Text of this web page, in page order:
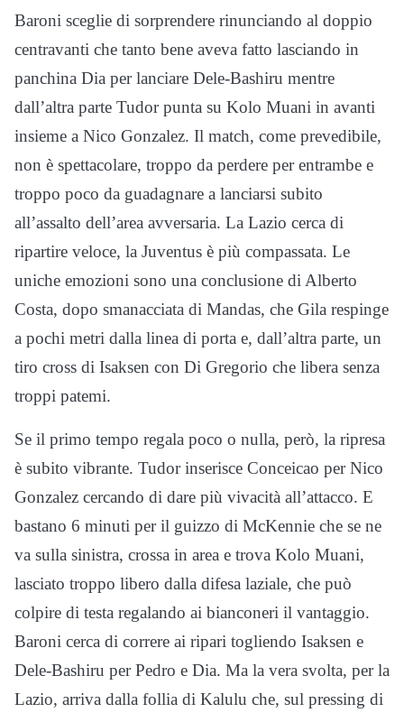
Baroni sceglie di sorprendere rinunciando al doppio
centravanti che tanto bene aveva fatto lasciando in
panchina Dia per lanciare Dele-Bashiru mentre
dall’altra parte Tudor punta su Kolo Muani in avanti
insieme a Nico Gonzalez. Il match, come prevedibile,
non è spettacolare, troppo da perdere per entrambe e
troppo poco da guadagnare a lanciarsi subito
all’assalto dell’area avversaria. La Lazio cerca di
ripartire veloce, la Juventus è più compassata. Le
uniche emozioni sono una conclusione di Alberto
Costa, dopo smanacciata di Mandas, che Gila respinge
a pochi metri dalla linea di porta e, dall’altra parte, un
tiro cross di Isaksen con Di Gregorio che libera senza
troppi patemi.
Se il primo tempo regala poco o nulla, però, la ripresa
è subito vibrante. Tudor inserisce Conceicao per Nico
Gonzalez cercando di dare più vivacità all’attacco. E
bastano 6 minuti per il guizzo di McKennie che se ne
va sulla sinistra, crossa in area e trova Kolo Muani,
lasciato troppo libero dalla difesa laziale, che può
colpire di testa regalando ai bianconeri il vantaggio.
Baroni cerca di correre ai ripari togliendo Isaksen e
Dele-Bashiru per Pedro e Dia. Ma la vera svolta, per la
Lazio, arriva dalla follia di Kalulu che, sul pressing di